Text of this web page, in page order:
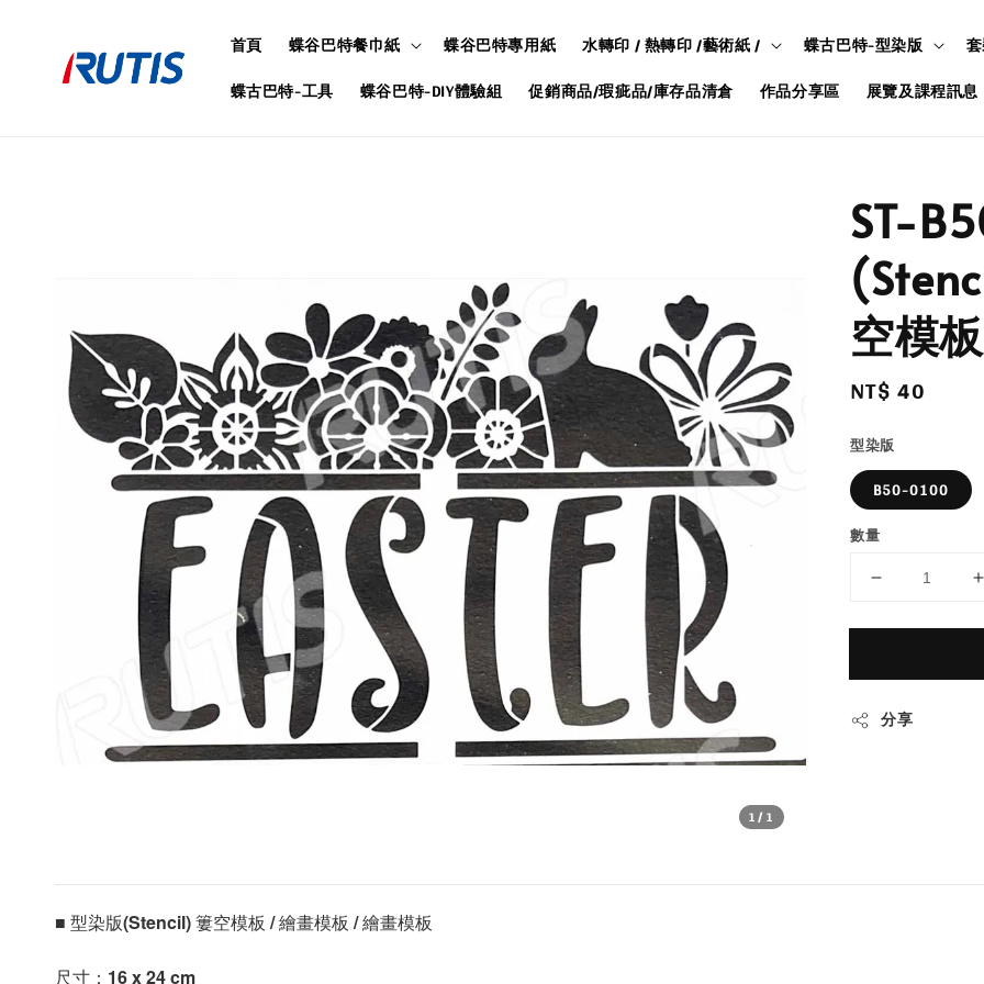
首頁 蝶谷巴特餐巾紙 蝶谷巴特專用紙 水轉印 / 熱轉印 /藝術紙 / 蝶古巴特-型染版
蝶古巴特-工具
蝶谷巴特-DIY體驗組 促銷商品/瑕疵品/庫存品清倉 作品分享區 展覽及課程訊息
1/1
ST-
空模
Regular
NT$ 40
型染版
B50-0100
數量
分享
■ 型染版(Stencil) 簍空模板 / 繪畫模板 / 繪畫模板
尺寸： 16 x 24 cm